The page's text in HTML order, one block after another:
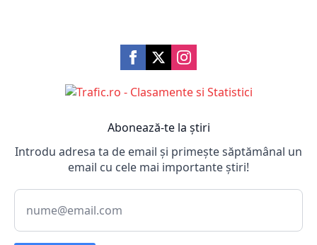
Abonează-te la știri
Introdu adresa ta de email și primește săptămânal un
email cu cele mai importante știri!